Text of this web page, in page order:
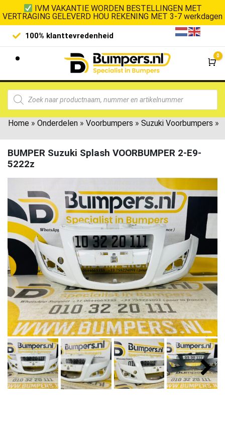
IVM VAKANTIE WORDEN BESTELLINGEN MET
VERTRAGING GELEVERD HOU REKENING MET 3-7 werkdagen
100% klanttevredenheid
0
Home » Onderdelen » Voorbumpers » Suzuki Voorbumpers »
BUMPER Suzuki Splash VOORBUMPER 2-E9-
5222z